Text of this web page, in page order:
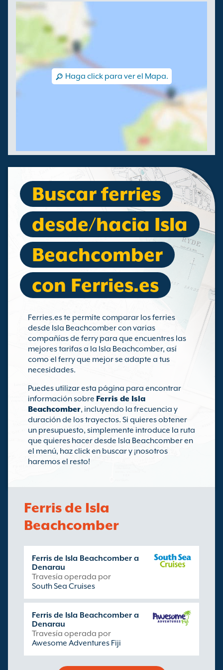
Haga click para ver el Mapa.
Buscar ferries
desde/hacia Isla
Beachcomber
con Ferries.es
Ferries.es te permite comparar los ferries
desde Isla Beachcomber con varias
compañías de ferry para que encuentres las
mejores tarifas a la Isla Beachcomber, así
como el ferry que mejor se adapte a tus
necesidades.
Puedes utilizar esta página para encontrar
información sobre Ferris de Isla
Beachcomber, incluyendo la frecuencia y
duración de los trayectos. Si quieres obtener
un presupuesto, simplemente introduce la ruta
que quieres hacer desde Isla Beachcomber en
el menú, haz click en buscar y ¡nosotros
haremos el resto!
Ferris de Isla
Beachcomber
Ferris de Isla Beachcomber a
Denarau
Travesía operada por
South Sea Cruises
Ferris de Isla Beachcomber a
Denarau
Travesía operada por
Awesome Adventures Fiji